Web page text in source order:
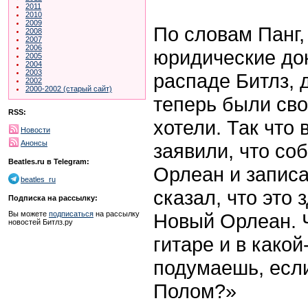
2011
2010
2009
2008
2007
2006
2005
2004
2003
2002
2000-2002 (старый сайт)
RSS:
Новости
Анонсы
Beatles.ru в Telegram:
beatles_ru
Подписка на рассылку:
Вы можете подписаться на рассылку
новостей Битлз.ру
По словам
юридические
распаде Битлз,
теперь были
хотели. Так что
заявили, что
Орлеан и
сказал, что это
Новый Орлеан.
гитаре и в
подумаешь,
Полом?»